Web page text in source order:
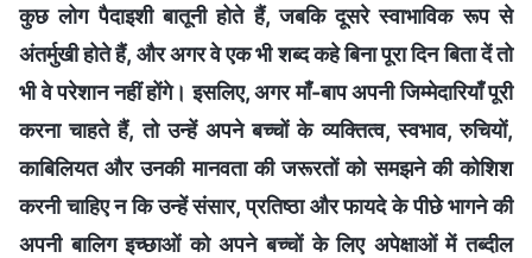
कुछ लोग पैदाइशी बातूनी होते हैं, जबकि दूसरे स्वाभाविक रूप से
अंतर्मुखी होते हैं, और अगर वे एक भी शब्द कहे बिना पूरा दिन बिता दें तो
भी वे परेशान नहीं होंगे। इसलिए, अगर माँ-बाप अपनी जिम्मेदारियाँ पूरी
करना चाहते हैं, तो उन्हें अपने बच्चों के व्यक्तित्व, स्वभाव, रुचियों,
काबिलियत और उनकी मानवता की जरूरतों को समझने की कोशिश
करनी चाहिए न कि उन्हें संसार, प्रतिष्ठा और फायदे के पीछे भागने की
अपनी बालिग इच्छाओं को अपने बच्चों के लिए अपेक्षाओं में तब्दील